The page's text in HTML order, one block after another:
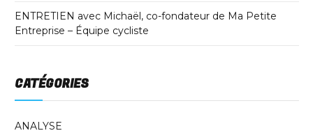
ENTRETIEN avec Michaël, co-fondateur de Ma Petite
Entreprise – Équipe cycliste
CATÉGORIES
ANALYSE